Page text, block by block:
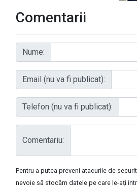
Comentarii
Nume:
Email (nu va fi publicat):
Telefon (nu va fi publicat):
Comentariu:
Pentru a putea preveni atacurile de
nevoie să stocăm datele pe care le-ați